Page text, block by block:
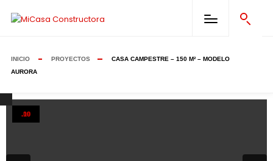
INICIO PROYECTOS
CASA CAMPESTRE – 150 M² – MODELO
AURORA
.01
.02
.03
.04
.05
.06
.07
.08
.09
.10